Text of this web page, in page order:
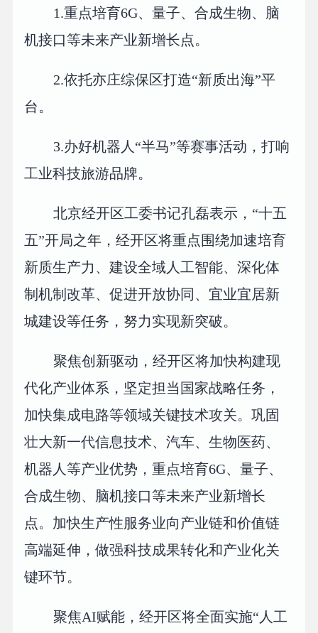
1.重点培育6G、量子、合成生物、脑
机接口等未来产业新增长点。
2.依托亦庄综保区打造“新质出海”平
台。
3.办好机器人“半马”等赛事活动，打响
工业科技旅游品牌。
北京经开区工委书记孔磊表示，“十五
五”开局之年，经开区将重点围绕加速培育
新质生产力、建设全域人工智能、深化体
制机制改革、促进开放协同、宜业宜居新
城建设等任务，努力实现新突破。
聚焦创新驱动，经开区将加快构建现
代化产业体系，坚定担当国家战略任务，
加快集成电路等领域关键技术攻关。巩固
壮大新一代信息技术、汽车、生物医药、
机器人等产业优势，重点培育6G、量子、
合成生物、脑机接口等未来产业新增长
点。加快生产性服务业向产业链和价值链
高端延伸，做强科技成果转化和产业化关
键环节。
聚焦AI赋能，经开区将全面实施“人工